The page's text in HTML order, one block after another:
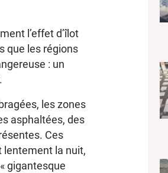
l’effet d’îlot
que les régions
: un
les zones
asphaltées, des
Ces
lentement la nuit,
gigantesque